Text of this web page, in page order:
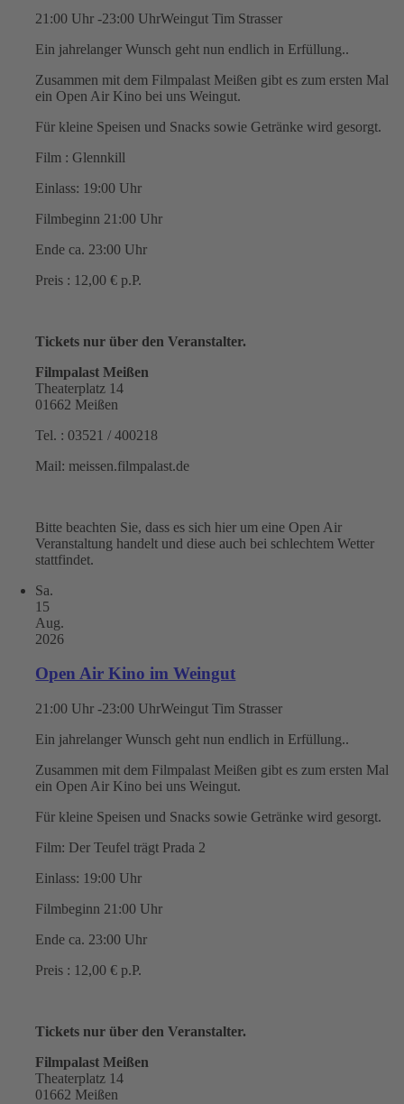
21:00 Uhr -23:00 UhrWeingut Tim Strasser
Ein jahrelanger Wunsch geht nun endlich in Erfüllung..
Zusammen mit dem Filmpalast Meißen gibt es zum ersten Mal
ein Open Air Kino bei uns Weingut.
Für kleine Speisen und Snacks sowie Getränke wird gesorgt.
Film : Glennkill
Einlass: 19:00 Uhr
Filmbeginn 21:00 Uhr
Ende ca. 23:00 Uhr
Preis : 12,00 € p.P.
Tickets nur über den Veranstalter.
Filmpalast Meißen
Theaterplatz 14
01662 Meißen
Tel. : 03521 / 400218
Mail: meissen.filmpalast.de
Bitte beachten Sie, dass es sich hier um eine Open Air
Veranstaltung handelt und diese auch bei schlechtem Wetter
stattfindet.
Sa.
15
Aug.
2026
Open Air Kino im Weingut
21:00 Uhr -23:00 UhrWeingut Tim Strasser
Ein jahrelanger Wunsch geht nun endlich in Erfüllung..
Zusammen mit dem Filmpalast Meißen gibt es zum ersten Mal
ein Open Air Kino bei uns Weingut.
Für kleine Speisen und Snacks sowie Getränke wird gesorgt.
Film: Der Teufel trägt Prada 2
Einlass: 19:00 Uhr
Filmbeginn 21:00 Uhr
Ende ca. 23:00 Uhr
Preis : 12,00 € p.P.
Tickets nur über den Veranstalter.
Filmpalast Meißen
Theaterplatz 14
01662 Meißen